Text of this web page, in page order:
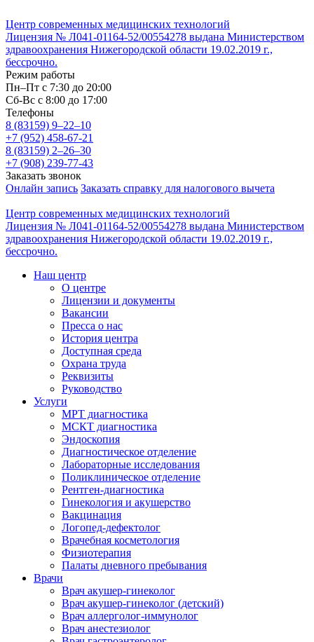
Центр современных медицинских технологий
Лицензия № Л041-01164-52/00554278 выдана Министерством
здравоохранения Нижегородской области 19.02.2019 г.,
бессрочно.
Режим работы
Пн–Пт с 7:30 до 20:00
Cб-Вс с 8:00 до 17:00
Телефоны
8 (83159) 9–22–10
+7 (952) 458-67-21
8 (83159) 2–26–30
+7 (908) 239-77-43
Заказать звонок
Онлайн запись Заказать справку для налогового вычета
Центр современных медицинских технологий
Лицензия № Л041-01164-52/00554278 выдана Министерством
здравоохранения Нижегородской области 19.02.2019 г.,
бессрочно.
Наш центр
О центре
Лицензии и документы
Вакансии
Пресса о нас
История центра
Доступная среда
Охрана труда
Реквизиты
Руководство
Услуги
МРТ диагностика
МСКТ диагностика
Эндоскопия
Диагностическое отделение
Лабораторные исследования
Поликлиническое отделение
Рентген-диагностика
Гинекология и акушерство
Вакцинация
Логопед-дефектолог
Врачебная косметология
Физиотерапия
Палаты дневного пребывания
Врачи
Врач акушер-гинеколог
Врач акушер-гинеколог (детский)
Врач аллерголог-иммунолог
Врач анестезиолог